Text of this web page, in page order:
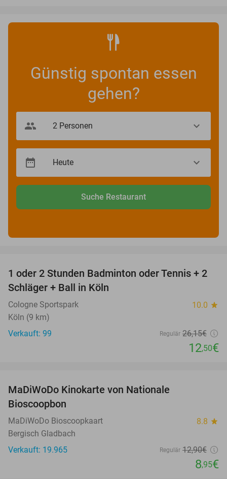
Günstig spontan essen
gehen?
Suche Restaurant
52%
1 oder 2 Stunden Badminton oder Tennis + 2
Schläger + Ball in Köln
Cologne Sportspark 10.0 star
Köln (9 km)
Verkauft: 99
Regulär 26,15€
12,50€
MaDiWoDo Kinokarte von Nationale
Bioscoopbon
MaDiWoDo Bioscoopkaart 8.8 star
Bergisch Gladbach
Verkauft: 19.965
Regulär 12,90€
8,95€